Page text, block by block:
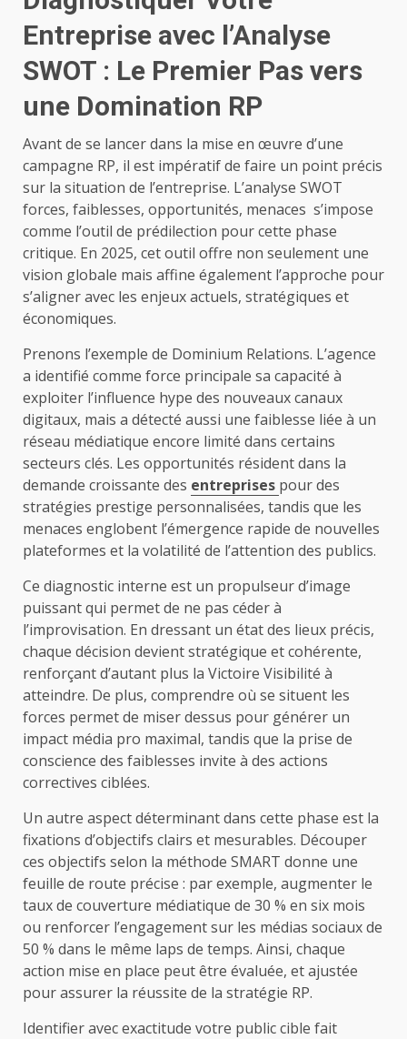
Entreprise avec l’Analyse
SWOT : Le Premier Pas vers
une Domination RP
Avant de se lancer dans la mise en œuvre d’une
campagne RP, il est impératif de faire un point précis
sur la situation de l’entreprise. L’analyse SWOT
forces, faiblesses, opportunités, menaces s’impose
comme l’outil de prédilection pour cette phase
critique. En 2025, cet outil offre non seulement une
vision globale mais affine également l’approche pour
s’aligner avec les enjeux actuels, stratégiques et
économiques.
Prenons l’exemple de Dominium Relations. L’agence
a identifié comme force principale sa capacité à
exploiter l’influence hype des nouveaux canaux
digitaux, mais a détecté aussi une faiblesse liée à un
réseau médiatique encore limité dans certains
secteurs clés. Les opportunités résident dans la
demande croissante des entreprises pour des
stratégies prestige personnalisées, tandis que les
menaces englobent l’émergence rapide de nouvelles
plateformes et la volatilité de l’attention des publics.
Ce diagnostic interne est un propulseur d’image
puissant qui permet de ne pas céder à
l’improvisation. En dressant un état des lieux précis,
chaque décision devient stratégique et cohérente,
renforçant d’autant plus la Victoire Visibilité à
atteindre. De plus, comprendre où se situent les
forces permet de miser dessus pour générer un
impact média pro maximal, tandis que la prise de
conscience des faiblesses invite à des actions
correctives ciblées.
Un autre aspect déterminant dans cette phase est la
fixations d’objectifs clairs et mesurables. Découper
ces objectifs selon la méthode SMART donne une
feuille de route précise : par exemple, augmenter le
taux de couverture médiatique de 30 % en six mois
ou renforcer l’engagement sur les médias sociaux de
50 % dans le même laps de temps. Ainsi, chaque
action mise en place peut être évaluée, et ajustée
pour assurer la réussite de la stratégie RP.
Identifier avec exactitude votre public cible fait